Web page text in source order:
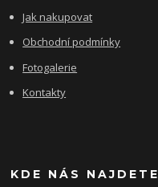
Jak nakupovat
Obchodní podmínky
Fotogalerie
Kontakty
KDE NÁS NAJDETE